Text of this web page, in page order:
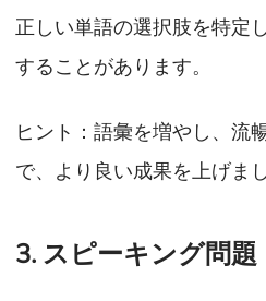
正しい単語の選択肢を特定
することがあります。
ヒント：語彙を増やし、流
で、より良い成果を上げまし
3. スピーキング問題